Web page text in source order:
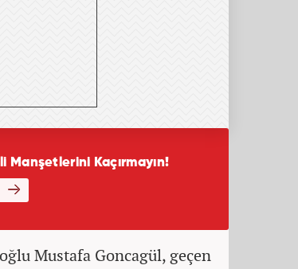
Mustafa Goncagül, geçen